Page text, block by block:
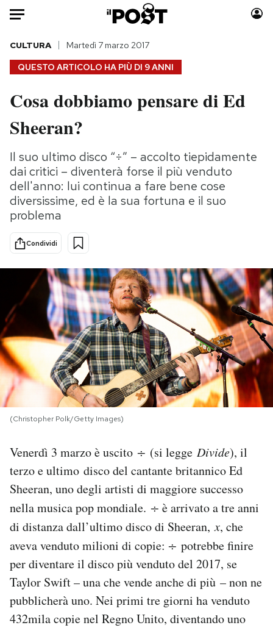
Auto
HOME
Italia
Politica
Tecnologia
Internet
Scienza
Cultura
Sport
Moda
Storie/Idee
Ok Boomer!
Media
Europa
PODCAST
NEWSLETTER
I MIEI PREFERITI
SHOP
CALENDARIO
AREA PERSONALE
Area Personale
Newsletter
Regala il Post
Hai bisogno di aiuto?
Esci
QUESTO ARTICOLO HA PIÙ DI 9 ANNI
CULTURA Martedì 7 marzo 2017
Cosa dobbiamo pensare di Ed
Sheeran?
Il suo ultimo disco “÷” – accolto tiepidamente
dai critici – diventerà forse il più venduto
dell'anno: lui continua a fare bene cose
diversissime, ed è la sua fortuna e il suo
problema
Condividi
(Christopher Polk/Getty Images)
Venerdì 3 marzo è uscito ÷ (si legge Divide), il
terzo e ultimo disco del cantante britannico Ed
Sheeran, uno degli artisti di maggiore successo
nella musica pop mondiale. ÷ è arrivato a tre anni
di distanza dall’ultimo disco di Sheeran,x, che
aveva venduto milioni di copie: ÷ potrebbe finire
per diventare il disco più venduto del 2017, se
Taylor Swift – una che vende anche di più – non ne
pubblicherà uno. Nei primi tre giorni ha venduto
432mila copie nel Regno Unito, diventando uno